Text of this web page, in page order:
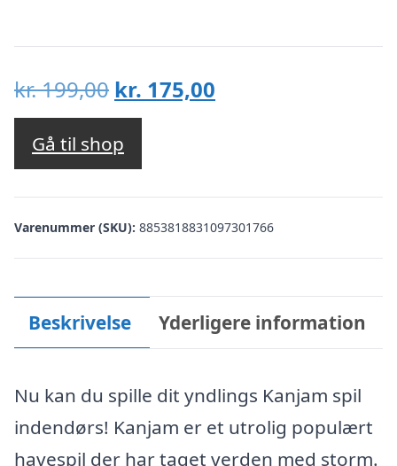
kr.199,00 Den
oprindelige
pris
var:
kr. 199,00.
kr. 175,00
kr. 175,00.
Gå til shop
Varenummer (SKU): 8853818831097301766
Beskrivelse Yderligere information
Nu kan du spille dit yndlings Kanjam spil
indendørs! Kanjam er et utrolig populært
havespil der har taget verden med storm.